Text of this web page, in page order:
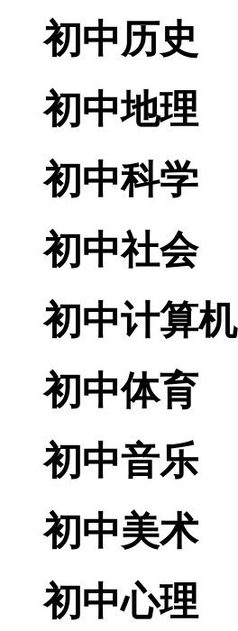
初中历史
初中地理
初中科学
初中社会
初中计算机
初中体育
初中音乐
初中美术
初中心理